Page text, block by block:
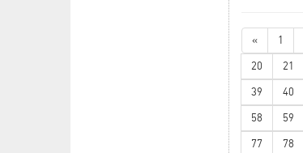
« 1
20 21
39 40
58 59
77 78